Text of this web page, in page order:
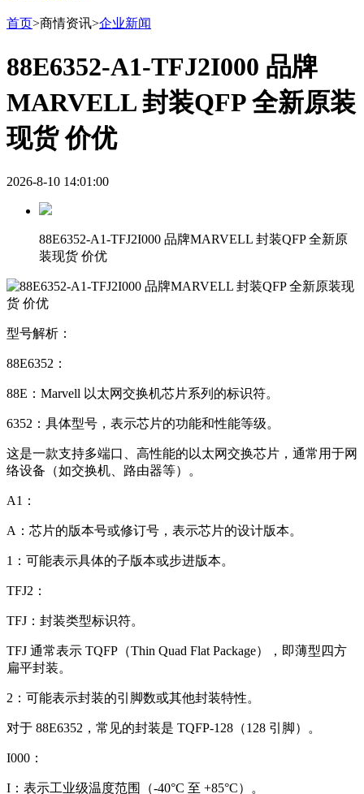
首页>商情资讯>企业新闻
88E6352-A1-TFJ2I000 品牌
MARVELL 封装QFP 全新原装
现货 价优
2026-8-10 14:01:00
88E6352-A1-TFJ2I000 品牌MARVELL 封装QFP 全新原
装现货 价优
型号解析：
88E6352：
88E：Marvell 以太网交换机芯片系列的标识符。
6352：具体型号，表示芯片的功能和性能等级。
这是一款支持多端口、高性能的以太网交换芯片，通常用于网
络设备（如交换机、路由器等）。
A1：
A：芯片的版本号或修订号，表示芯片的设计版本。
1：可能表示具体的子版本或步进版本。
TFJ2：
TFJ：封装类型标识符。
TFJ 通常表示 TQFP（Thin Quad Flat Package），即薄型四方
扁平封装。
2：可能表示封装的引脚数或其他封装特性。
对于 88E6352，常见的封装是 TQFP-128（128 引脚）。
I000：
I：表示工业级温度范围（-40°C 至 +85°C）。